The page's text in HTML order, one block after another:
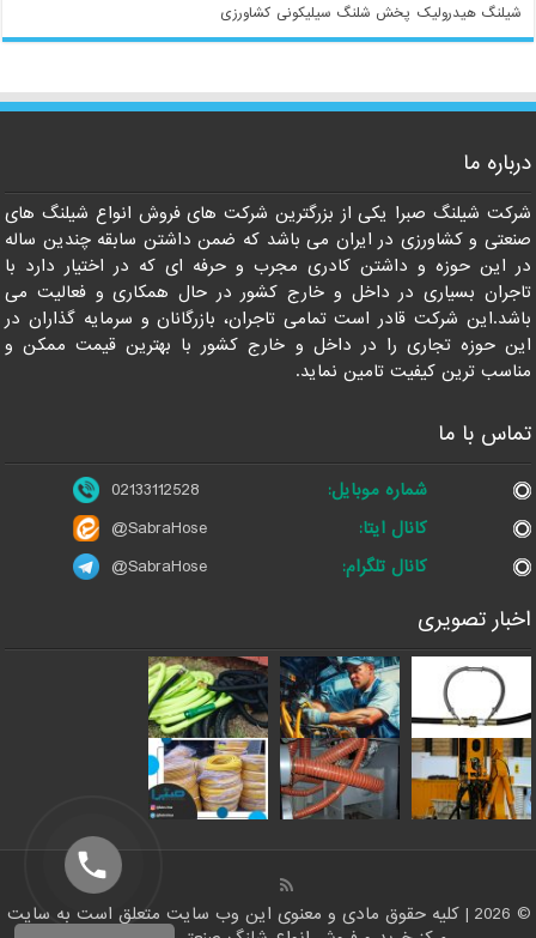
شیلنگ هیدرولیک پخش شلنگ سیلیکونی کشاورزی
درباره ما
شرکت شیلنگ صبرا یکی از بزرگترین شرکت های فروش انواع شیلنگ های
صنعتی و کشاورزی در ایران می باشد که ضمن داشتن سابقه چندین ساله
در این حوزه و داشتن کادری مجرب و حرفه ای که در اختیار دارد با
تاجران بسیاری در داخل و خارج کشور در حال همکاری و فعالیت می
باشد.این شرکت قادر است تمامی تاجران، بازرگانان و سرمایه گذاران در
این حوزه تجاری را در داخل و خارج کشور با بهترین قیمت ممکن و
مناسب ترین کیفیت تامین نماید.
تماس با ما
شماره موبایل:
02133112528
کانال ایتا:
@SabraHose
کانال تلگرام:
@SabraHose
اخبار تصویری
© 2026 | کلیه حقوق مادی و معنوی این وب سایت متعلق است به سایت